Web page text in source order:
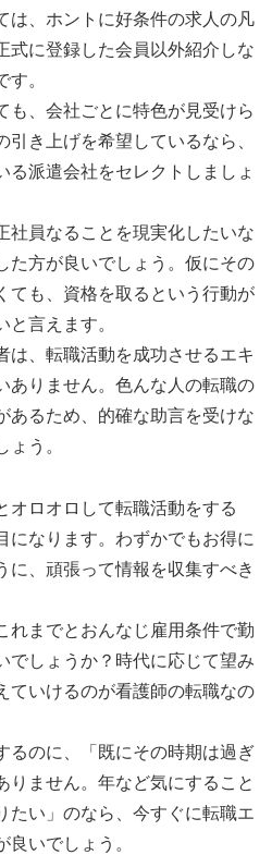
は、ホントに好条件の求人の凡
式に登録した会員以外紹介しな
。
も、会社ごとに特色が見受けら
き上げを希望しているなら、
る派遣会社をセレクトしましょ
社員なることを現実化したいな
た方が良いでしょう。仮にその
ても、資格を取るという行動が
言えます。
は、転職活動を成功させるエキ
ありません。色んな人の転職の
あるため、的確な助言を受けな
う。
オロオロして転職活動をする
になります。わずかでもお得に
に、頑張って情報を収集すべき
れまでとおんなじ雇用条件で勤
でしょうか？時代に応じて望み
ていけるのが看護師の転職なの
るのに、「既にその時期は過ぎ
りません。年など気にすること
たい」のなら、今すぐに転職エ
いでしょう。